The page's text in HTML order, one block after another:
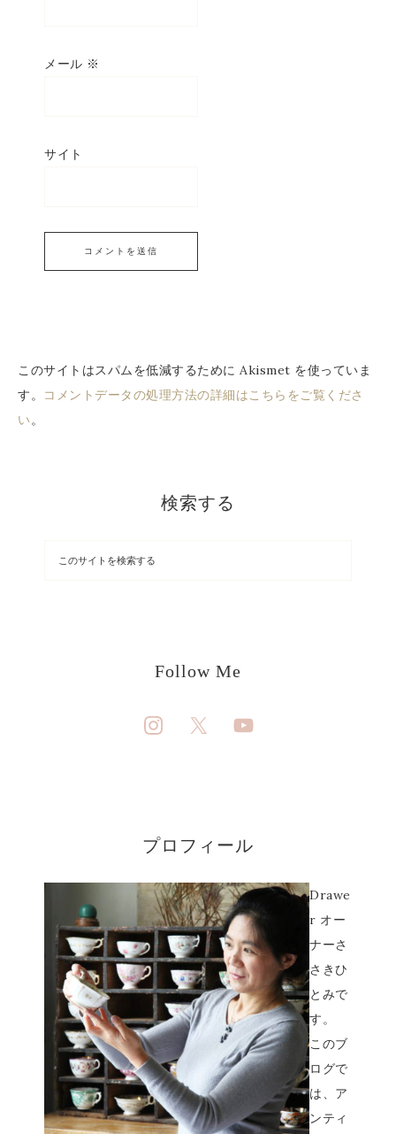
メール ※
サイト
このサイトはスパムを低減するために Akismet を使っていま
す。
コメントデータの処理方法の詳細はこちらをご覧くださ
い。
検索する
Follow Me
プロフィール
Drawe
r オー
ナーさ
さきひ
とみで
す。
このブ
ログで
は、ア
ンティ